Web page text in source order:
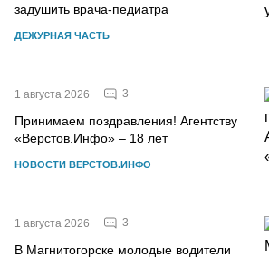
задушить врача-педиатра
ДЕЖУРНАЯ ЧАСТЬ
1 августа 2026 3
Принимаем поздравления! Агентству
«Верстов.Инфо» – 18 лет
НОВОСТИ ВЕРСТОВ.ИНФО
1 августа 2026 3
В Магнитогорске молодые водители